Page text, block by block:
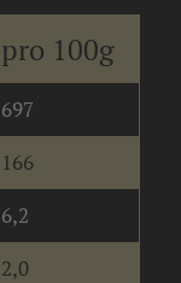
pro 100g
697
166
6,2
2,0